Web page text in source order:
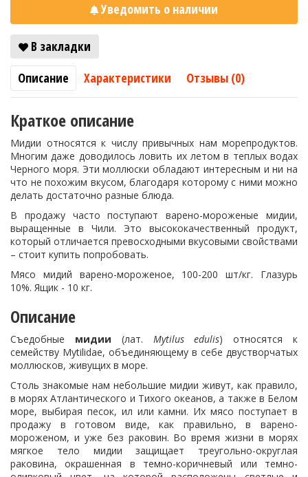
Уведомить о наличии
В закладки
Описание
Характеристики Отзывы (0)
Краткое описание
Мидии относятся к числу привычных нам морепродуктов.
Многим даже доводилось ловить их летом в теплых водах
Черного моря. Эти моллюски обладают интересным и ни на
что не похожим вкусом, благодаря которому с ними можно
делать достаточно разные блюда.
В продажу часто поступают варено-мороженые мидии,
выращенные в Чили. Это высококачественный продукт,
который отличается превосходными вкусовыми свойствами
– стоит купить попробовать.
Мясо мидий варено-мороженое, 100-200 шт/кг. Глазурь
10%. Ящик - 10 кг.
Описание
Съедобные мидии (лат. Mytilus edulis) относятся к
семейству Mytilidae, объединяющему в себе двустворчатых
моллюсков, живущих в море.
Столь знакомые нам небольшие мидии живут, как правило,
в морях Атлантического и Тихого океанов, а также в Белом
море, выбирая песок, ил или камни. Их мясо поступает в
продажу в готовом виде, как правильно, в варено-
мороженом, и уже без раковин. Во время жизни в морях
мягкое тело мидии защищает треугольно-округлая
раковина, окрашенная в темно-коричневый или темно-